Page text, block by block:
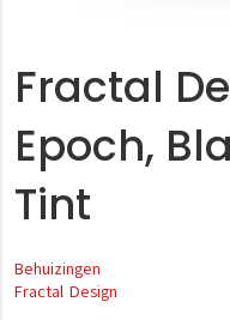
Fractal
Epoch,
Tint
Behuizingen
Fractal Design